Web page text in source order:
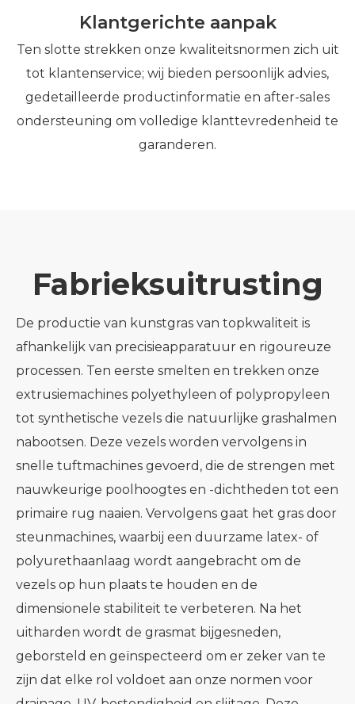
Klantgerichte aanpak
Ten slotte strekken onze kwaliteitsnormen zich uit
tot klantenservice; wij bieden persoonlijk advies,
gedetailleerde productinformatie en after-sales
ondersteuning om volledige klanttevredenheid te
garanderen.
Fabrieksuitrusting
De productie van kunstgras van topkwaliteit is
afhankelijk van precisieapparatuur en rigoureuze
processen. Ten eerste smelten en trekken onze
extrusiemachines polyethyleen of polypropyleen
tot synthetische vezels die natuurlijke grashalmen
nabootsen. Deze vezels worden vervolgens in
snelle tuftmachines gevoerd, die de strengen met
nauwkeurige poolhoogtes en -dichtheden tot een
primaire rug naaien. Vervolgens gaat het gras door
steunmachines, waarbij een duurzame latex- of
polyurethaanlaag wordt aangebracht om de
vezels op hun plaats te houden en de
dimensionele stabiliteit te verbeteren. Na het
uitharden wordt de grasmat bijgesneden,
geborsteld en geïnspecteerd om er zeker van te
zijn dat elke rol voldoet aan onze normen voor